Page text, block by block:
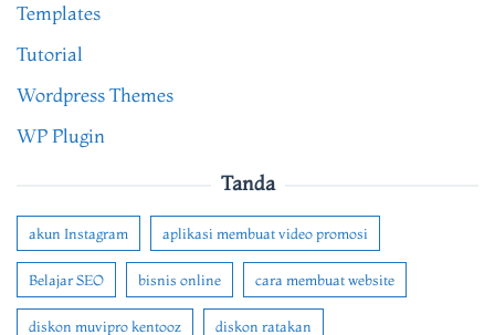
Templates
Tutorial
Wordpress Themes
WP Plugin
Tanda
akun Instagram aplikasi membuat video promosi
Belajar SEO bisnis online cara membuat website
diskon muvipro kentooz diskon ratakan